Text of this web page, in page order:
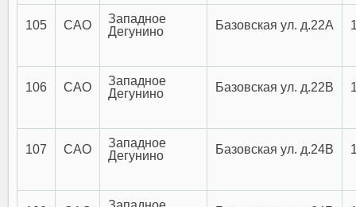
105 САО
Западное
Дегунино
Базовская ул. д.22А
106 САО
Западное
Дегунино
Базовская ул. д.22В
107 САО
Западное
Дегунино
Базовская ул. д.24В